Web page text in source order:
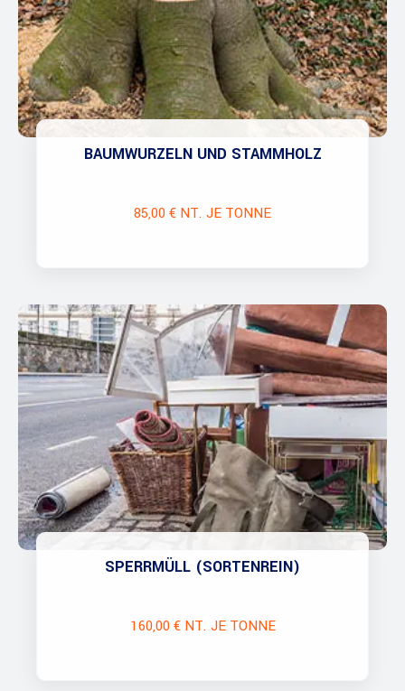
BAUMWURZELN UND STAMMHOLZ
85,00 € NT. JE TONNE
SPERRMÜLL (SORTENREIN)
160,00 € NT. JE TONNE